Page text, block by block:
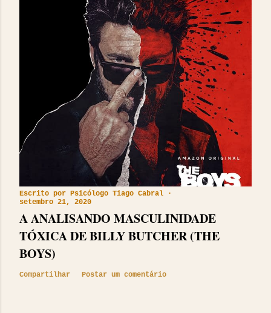
Escrito por Psicólogo Tiago Cabral
setembro 21, 2020
A ANALISANDO MASCULINIDADE
TÓXICA DE BILLY BUTCHER (THE
BOYS)
Compartilhar Postar um comentário